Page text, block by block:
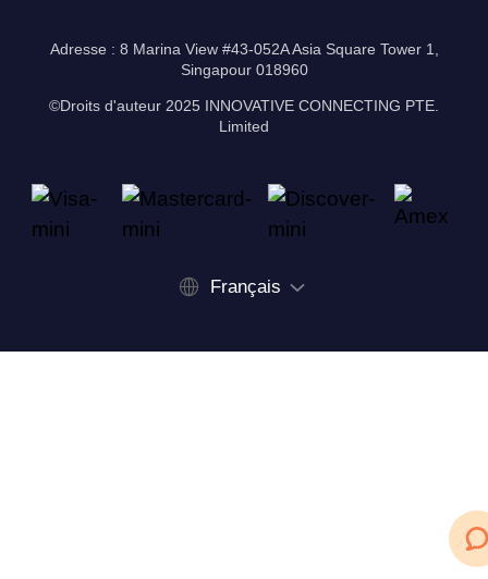
Adresse : 8 Marina View #43-052A Asia Square Tower 1,
Singapour 018960
©Droits d'auteur 2025 INNOVATIVE CONNECTING PTE.
Limited
Français